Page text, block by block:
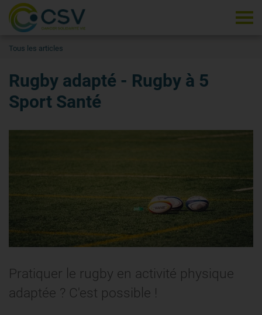
Tous les articles
Rugby adapté - Rugby à 5
Sport Santé
Pratiquer le rugby en activité physique
adaptée ? C'est possible !